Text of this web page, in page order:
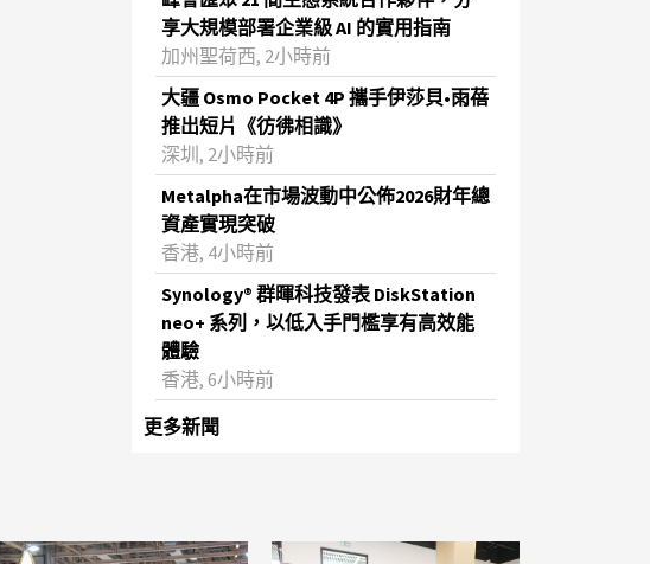
享大規模部署企業級 AI 的實用指南
加州聖荷西, 2小時前
大疆 Osmo Pocket 4P 攜手伊莎貝•雨蓓
推出短片《彷彿相識》
深圳, 2小時前
Metalpha在市場波動中公佈2026財年總
資產實現突破
‌香港, 4小時前
Synology® 群暉科技發表 DiskStation
neo+ 系列，以低入手門檻享有高效能
體驗
香港, 6小時前
更多新聞